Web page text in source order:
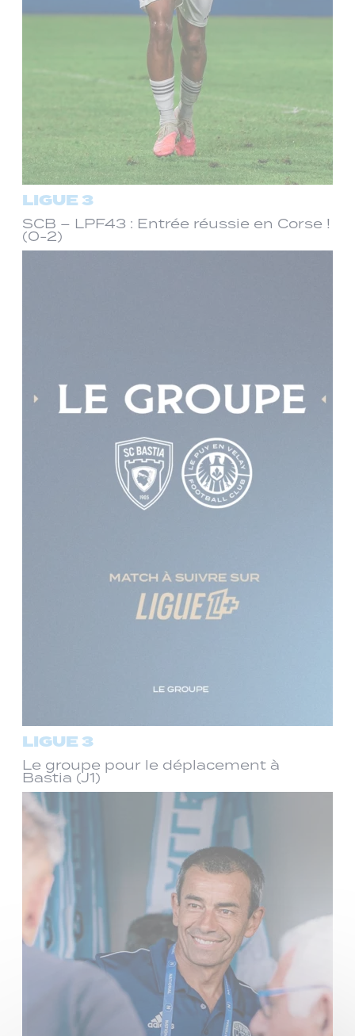
LIGUE 3
SCB – LPF43 : Entrée réussie en Corse !
(0-2)
LIGUE 3
Le groupe pour le déplacement à
Bastia (J1)